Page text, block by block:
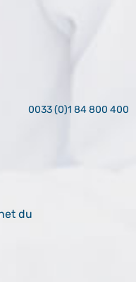
0033 (0)1 84 800 400
du